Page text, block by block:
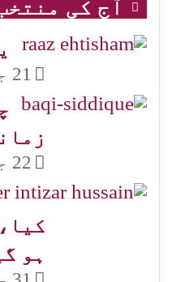
آج کی
21 جون, 2020
22 جون, 2020
ہو